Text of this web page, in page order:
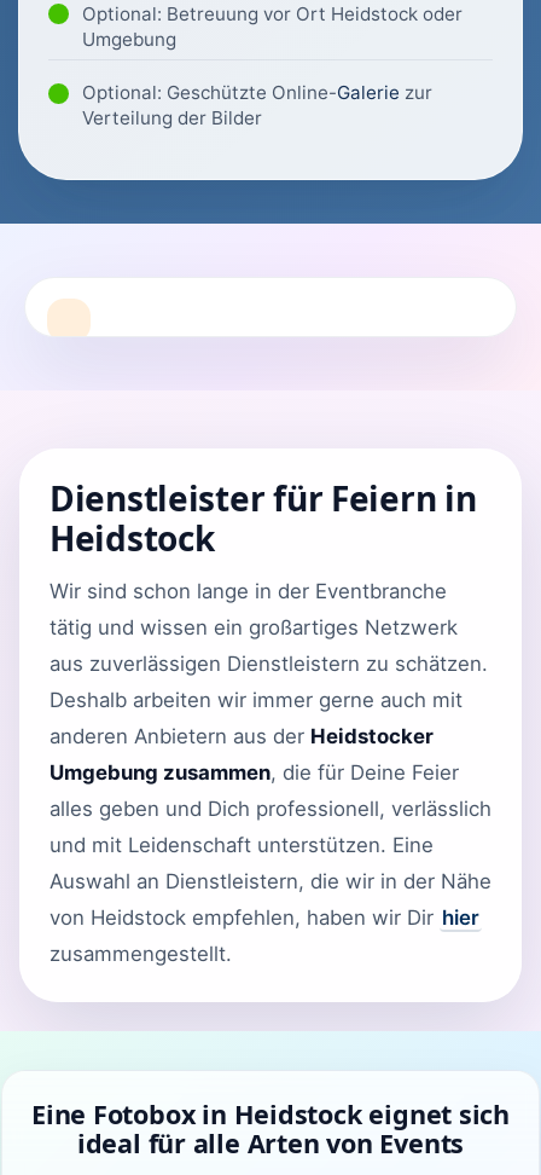
Optional: Betreuung vor Ort Heidstock oder
Umgebung
Optional: Geschützte Online-Galerie zur
Verteilung der Bilder
Dienstleister für Feiern in
Heidstock
Wir sind schon lange in der Eventbranche
tätig und wissen ein großartiges Netzwerk
aus zuverlässigen Dienstleistern zu schätzen.
Deshalb arbeiten wir immer gerne auch mit
anderen Anbietern aus der Heidstocker
Umgebung zusammen, die für Deine Feier
alles geben und Dich professionell, verlässlich
und mit Leidenschaft unterstützen. Eine
Auswahl an Dienstleistern, die wir in der Nähe
von Heidstock empfehlen, haben wir Dir hier
zusammengestellt.
Eine Fotobox in Heidstock eignet sich
ideal für alle Arten von Events